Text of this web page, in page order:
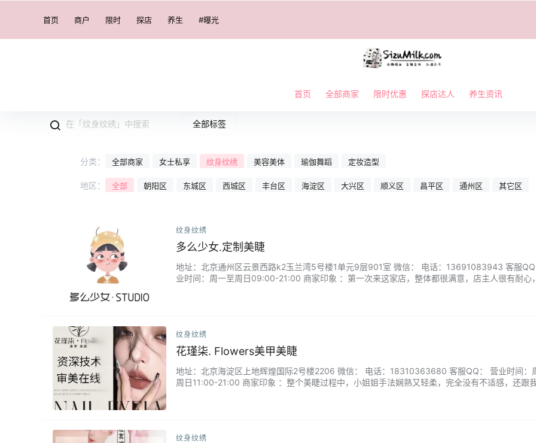
首页 商户 限时 探店 养生 #曝光
首页 全部商家 限时优惠 探店达人 养生资讯
全部标签
分类： 全部商家 女士私享 纹身纹绣 美容美体 瑜伽舞蹈 定妆造型
地区： 全部 朝阳区 东城区 西城区 丰台区 海淀区 大兴区 顺义区 昌平区 通州区 其它区
纹身纹绣
多么少女.定制美睫
地址：北京通州区云景西路k2玉兰湾5号楼1单元9层901室 微信： 电话：13691083943 客服
业时间：周一至周日09:00-21:00 商家印象 ：第一次来这家店，整体都很满意，店主人很有耐心
纹身纹绣
花瑾柒. Flowers美甲美睫
地址：北京海淀区上地辉煌国际2号楼2206 微信： 电话：18310363680 客服QQ： 营业时间：
周日11:00-21:00 商家印象 ：整个美睫过程中，小姐姐手法娴熟又轻柔，完全没有不适感，还跟
纹身纹绣